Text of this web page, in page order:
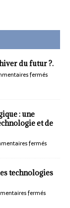
du futur ?.
fermés
: une
et de
fermés
technologies
fermés